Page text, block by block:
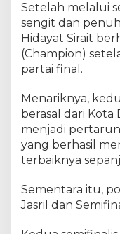
B
e
r
l
g
s
g
M
r
i
Setelah melalui
sengit dan
Hidayat Sirait
(Champion)
partai final.
Menariknya,
berasal dari Kota
menjadi
yang berhasil
terbaiknya
Sementara itu,
Jasril dan